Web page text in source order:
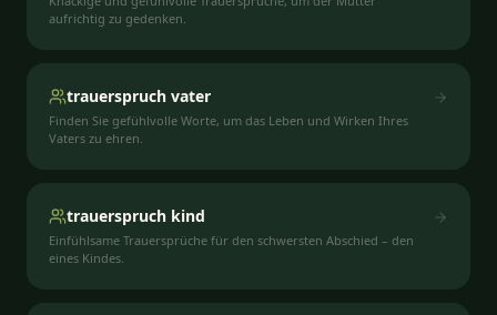
aufrichtig zu gedenken.
trauerspruch vater
Finden Sie gefühlvolle Worte, um das Leben und Wirken Ihres
Vaters zu ehren.
trauerspruch kind
Einfühlsame Trauersprüche für den schwersten Abschied – den
eines Kindes.